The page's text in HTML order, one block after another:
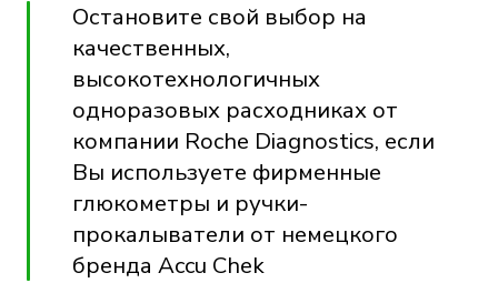
Остановите свой выбор на
качественных,
высокотехнологичных
одноразовых расходниках от
компании Roche Diagnostics, если
Вы используете фирменные
глюкометры и ручки-
прокалыватели от немецкого
бренда Accu Chek